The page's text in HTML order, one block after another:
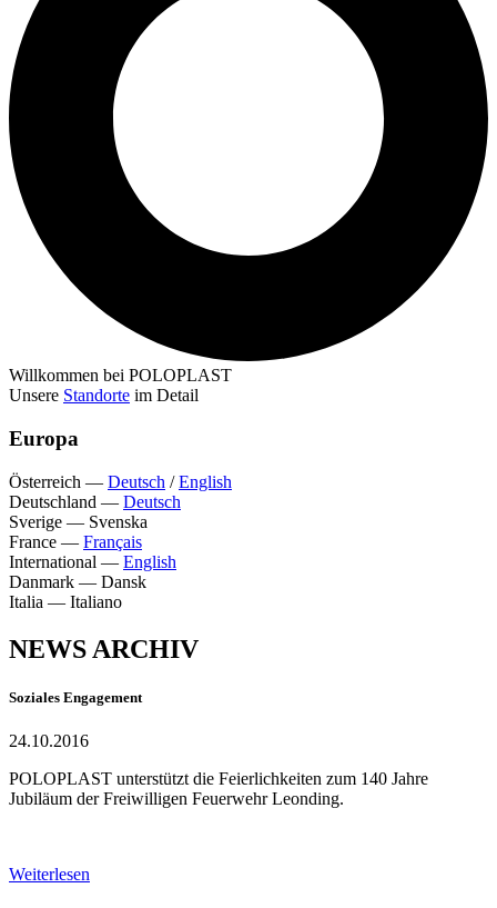
Willkommen bei POLOPLAST
Unsere Standorte im Detail
Europa
Österreich — Deutsch /English
Deutschland — Deutsch
Sverige — Svenska
France — Français
International — English
Danmark — Dansk
Italia — Italiano
NEWS ARCHIV
Soziales Engagement
24.10.2016
POLOPLAST unterstützt die Feierlichkeiten zum 140 Jahre
Jubiläum der Freiwilligen Feuerwehr Leonding.
Weiterlesen